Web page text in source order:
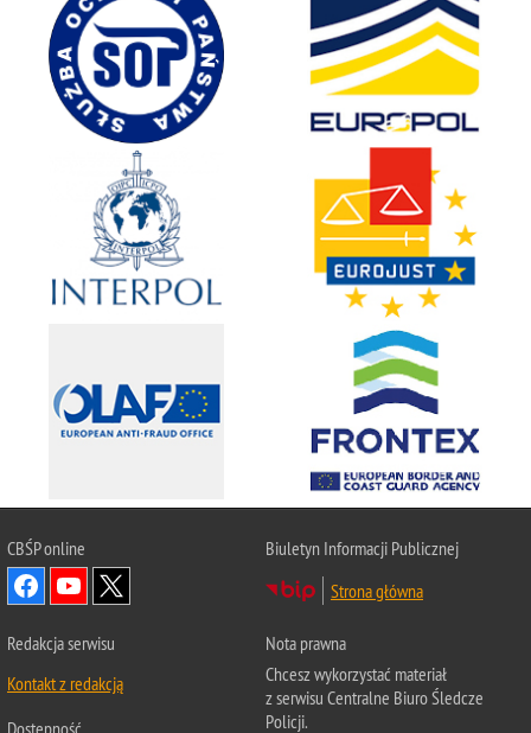
CBŚPonline
Biuletyn Informacji Publicznej
Strona główna
Redakcja serwisu
Kontakt z redakcją
Dostępność
Nota prawna
Chcesz wykorzystać materiał
z serwisu Centralne Biuro Śledcze
Policji.